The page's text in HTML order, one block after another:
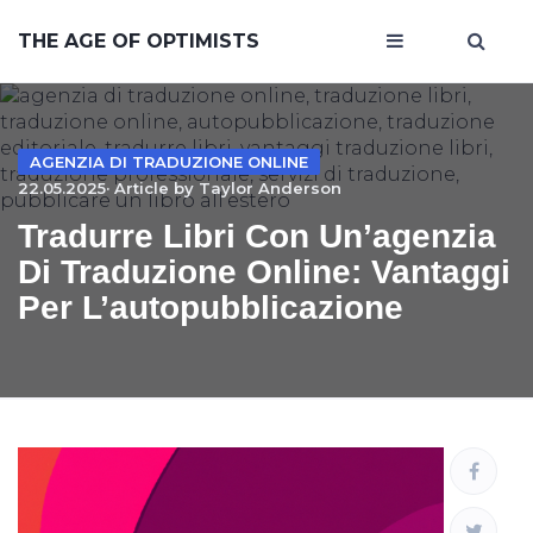
THE AGE OF OPTIMISTS
AGENZIA DI TRADUZIONE ONLINE
22.05.2025· Article by Taylor Anderson
Tradurre Libri Con Un’agenzia
Di Traduzione Online: Vantaggi
Per L’autopubblicazione